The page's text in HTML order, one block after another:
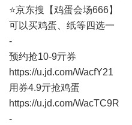
⭐京东搜【鸡蛋会场666】
可以买鸡蛋、纸等四选一
-
预约抢10-9亓券
https://u.jd.com/WacfY21
用券4.9亓抢鸡蛋
https://u.jd.com/WacTC9R
-